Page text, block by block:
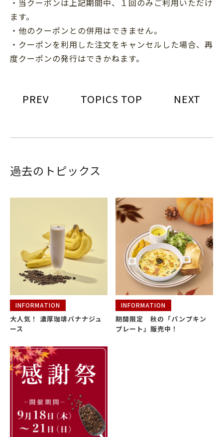
・当クーポンは上記期間中、１回のみご利用いただけ
ます。
・他のクーポンとの併用はできません。
・クーポンを利用した注文をキャンセルした場合、再
度クーポンの発行はできかねます。
TOPICS TOP
PREV NEXT
過去のトピックス
INFORMATION
大人気！ 濃厚珈琲バナナジュ
ース
INFORMATION
期間限定 秋の「パンプキン
プレート」販売中！